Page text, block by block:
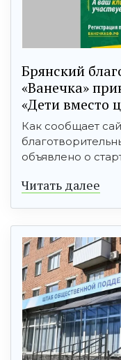
Брянский
«Ванечка»
«Дети вместо
Как сообщает
объявлено о
Читать далее